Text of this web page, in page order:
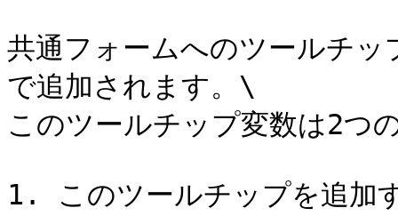
共通フォームへのツールチ
で追加されます。\
このツールチップ変数は2つ
1. このツールチップを追加